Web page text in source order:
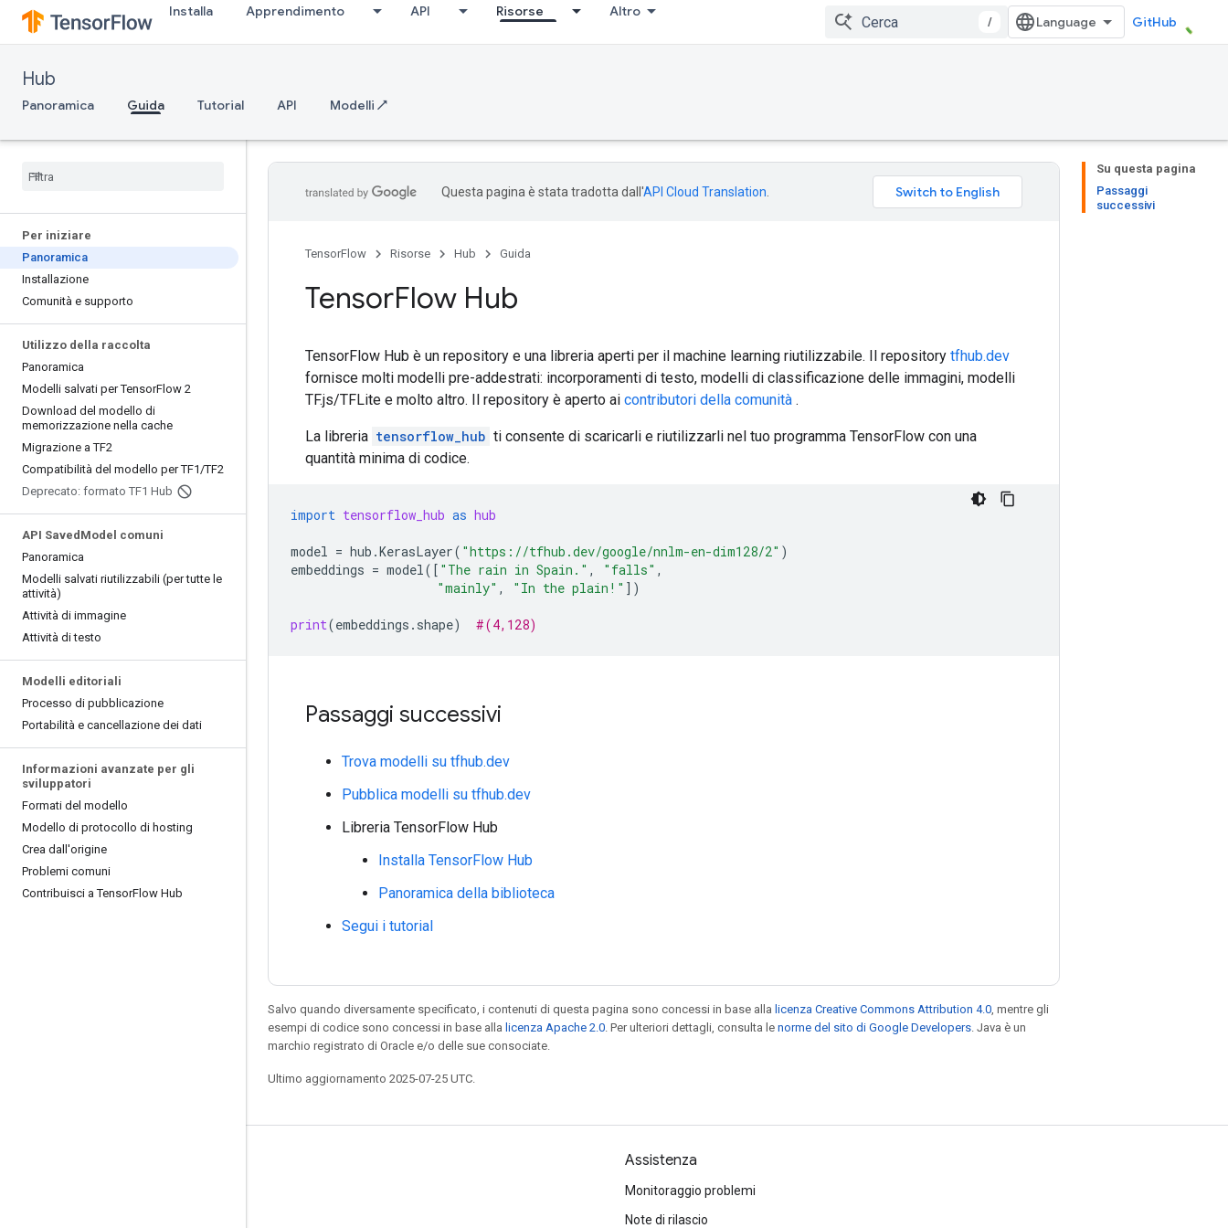
Installa Apprendimento API Risorse Altro
/ GitHub
Hub
Panoramica Guida Tutorial API Modelli ↗
Per iniziare
Panoramica
Installazione
Comunità e supporto
Utilizzo della raccolta
Panoramica
Modelli salvati per TensorFlow 2
Download del modello di
memorizzazione nella cache
Migrazione a TF2
Compatibilità del modello per TF1/TF2
Deprecato: formato TF1 Hub
API Saved Model comuni
Panoramica
Modelli salvati riutilizzabili (per tutte le
attività)
Attività di immagine
Attività di testo
Modelli editoriali
Processo di pubblicazione
Portabilità e cancellazione dei dati
Informazioni avanzate per gli
sviluppatori
Formati del modello
Modello di protocollo di hosting
Crea dall'origine
Problemi comuni
Contribuisci a TensorFlow Hub
Su questa pagina
Passaggi
successivi
Questa pagina è stata tradotta dall'API Cloud Translation
TensorFlow Risorse Hub Guida
TensorFlow Hub
TensorFlow Hub è un repository e una libreria aperti per il machine learning riutilizzabile. Il repository tfhub.dev
fornisce molti modelli pre-addestrati: incorporamenti di testo, modelli di classificazione delle immagini, modelli
TF.js/TFLite e molto altro. Il repository è aperto ai contributori della comunità .
La libreria tensorflow_hub ti consente di scaricarli e riutilizzarli nel tuo programma TensorFlow con una
quantità minima di codice.
import tensorflow_hub as hub
model = hub .KerasLayer( "https://tfhub.dev/google/nnlm-en-dim128/2" )
embeddings = model([ "The rain in Spain." , "falls" ,
"mainly" , "In the plain!" ])
print(embeddings . shape) #(4,128)
Passaggi successivi
Trova modelli su tfhub.dev
Pubblica modelli su tfhub.dev
Libreria TensorFlow Hub
Installa TensorFlow Hub
Panoramica della biblioteca
Segui i tutorial
Salvo quando diversamente specificato, i contenuti di questa pagina sono concessi in base alla licenza Creative Commons Attribution 4.0, mentre gli
esempi di codice sono concessi in base alla licenza Apache 2.0. Per ulteriori dettagli, consulta le norme del sito di Google Developers. Java è un
marchio registrato di Oracle e/o delle sue consociate.
Ultimo aggiornamento 2025-07-25 UTC.
Assistenza
Monitoraggio problemi
Note di rilascio